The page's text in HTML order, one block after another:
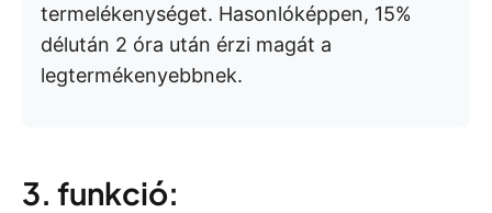
termelékenységet. Hasonlóképpen, 15%
délután 2 óra után érzi magát a
legtermékenyebbnek.
3. funkció: